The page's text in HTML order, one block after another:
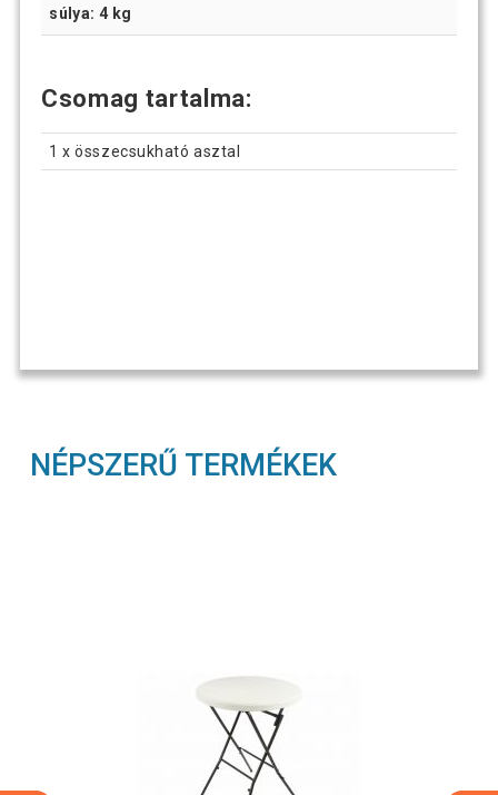
súlya: 4 kg
Csomag tartalma:
1 x összecsukható asztal
NÉPSZERŰ TERMÉKEK